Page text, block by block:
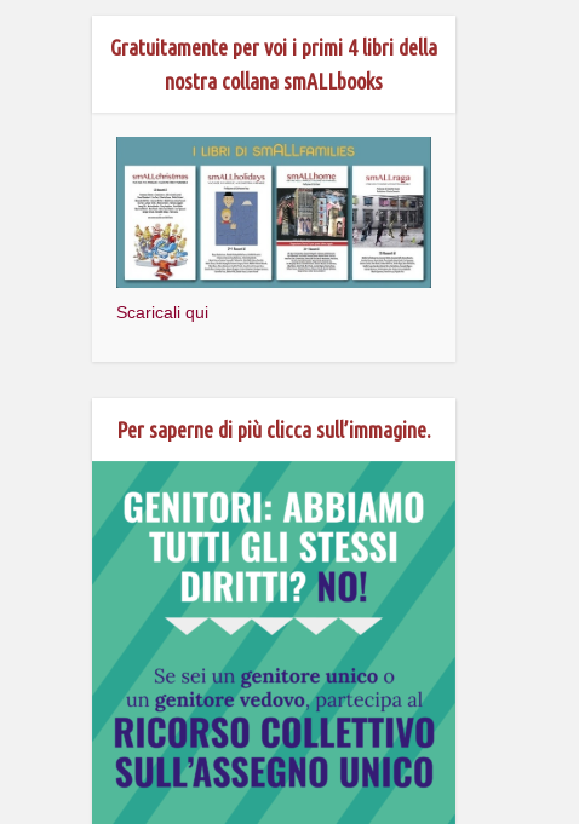
Gratuitamente per voi i primi 4 libri della
nostra collana smALLbooks
Scaricali qui
Per saperne di più clicca sull’immagine.